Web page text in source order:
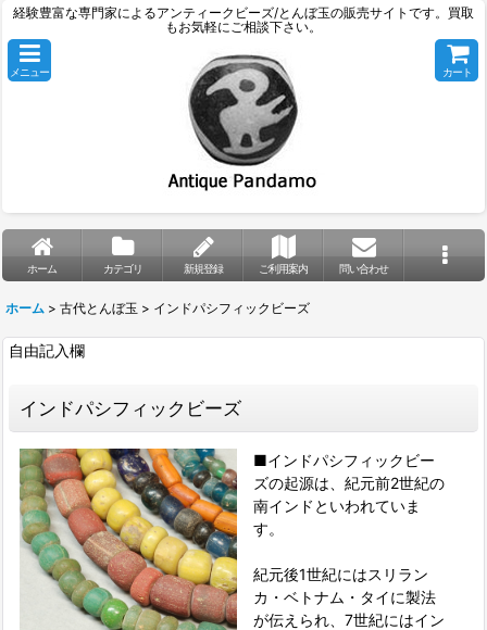
経験豊富な専門家によるアンティークビーズ/とんぼ玉の販売サイトです。買取
もお気軽にご相談下さい。
メニュー カート
ホーム カテゴリ 新規登録 ご利用案内 問い合わせ
ホーム > 古代とんぼ玉 > インドパシフィックビーズ
自由記入欄
インドパシフィックビーズ
■インドパシフィックビー
ズの起源は、紀元前2世紀の
南インドといわれていま
す。
紀元後1世紀にはスリラン
カ・ベトナム・タイに製法
が伝えられ、7世紀にはイン